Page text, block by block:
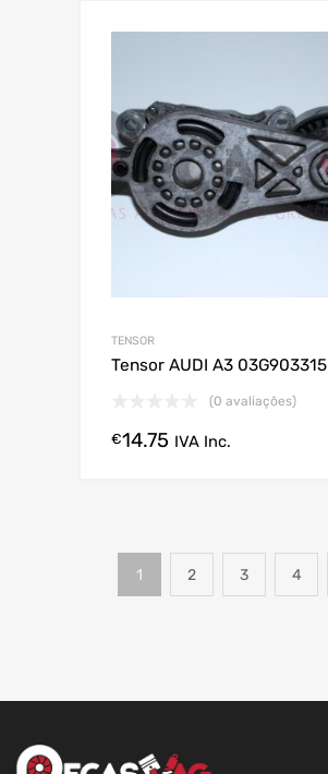
TENSOR
Tensor AUDI A3 03G903315
(0 avaliações)
€14.75 IVA Inc.
1 2 3 4